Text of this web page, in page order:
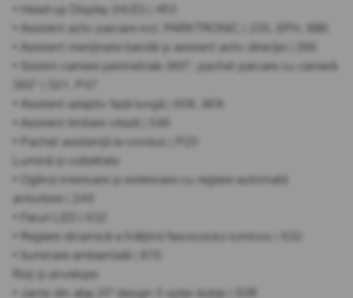
• Head-up Display (HUD) | 463
• Asistent activ parcare incl. PARKTRONIC | 235, EPH, 8B6
• Asistent menținere bandă și asistent activ direcție | 266
• Sistem camere perimetrale 360°, pachet parcare cu cameră
360° | 501, P47
• Asistent adaptiv fază lungă | 608, AFA
• Asistent limitare viteză | 546
• Pachet asistență la condus | P20
Lumină și vizibilitate
• Oglinzi interioare și exterioare cu reglare automată
antiorbire | 249
• Faruri LED | 632
• Reglare dinamică a înălțimii fasciculului luminos | 632
• Iluminare ambientală | 876
Roți și anvelope
• Jante din aliaj 20" design 5 spițe duble | 50R